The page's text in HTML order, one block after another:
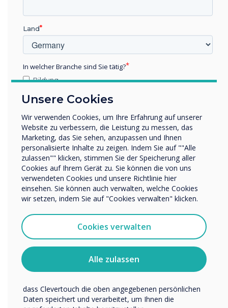
READ NEXT
“
As the workforce becomes
more heavily weighted with
Gen Z workers, employers
need to understand that
their teams are used to
being more mobile.
Unsere Cookies
Wir verwenden Cookies, um Ihre Erfahrung auf unserer
Website zu verbessern, die Leistung zu messen, das
Marketing, das Sie sehen, anzupassen und Ihnen
personalisierte Inhalte zu zeigen. Indem Sie auf ""Alle
zulassen"" klicken, stimmen Sie der Speicherung aller
Cookies auf Ihrem Gerät zu. Sie können die von uns
verwendeten Cookies und unsere Richtlinie hier
einsehen. Sie können auch verwalten, welche Cookies
wir setzen, indem Sie auf "Cookies verwalten" klicken.
Cookies verwalten
Alle zulassen
Land
In welcher Branche sind Sie tätig?
Bildung
Sonstiges
Name Unternehmen/Einrichtung
Wir möchten Sie gerne per E-Mail, Telefon oder Post
bezüglich unserer Produkte und Dienstleistungen
kontaktieren.
Ich bin damit einverstanden, Mitteilungen von
Sie können diese Benachrichtigungen jederzeit
abbestellen. Weitere Informationen zum Abbestellen, zu
unseren Datenschutzverfahren und dazu, wie wir Ihre
Privatsphäre schützen und respektieren, finden Sie in
unserer Datenschutzrichtlinie.
dass Clevertouch die oben angegebenen persönlichen
Daten speichert und verarbeitet, um Ihnen die